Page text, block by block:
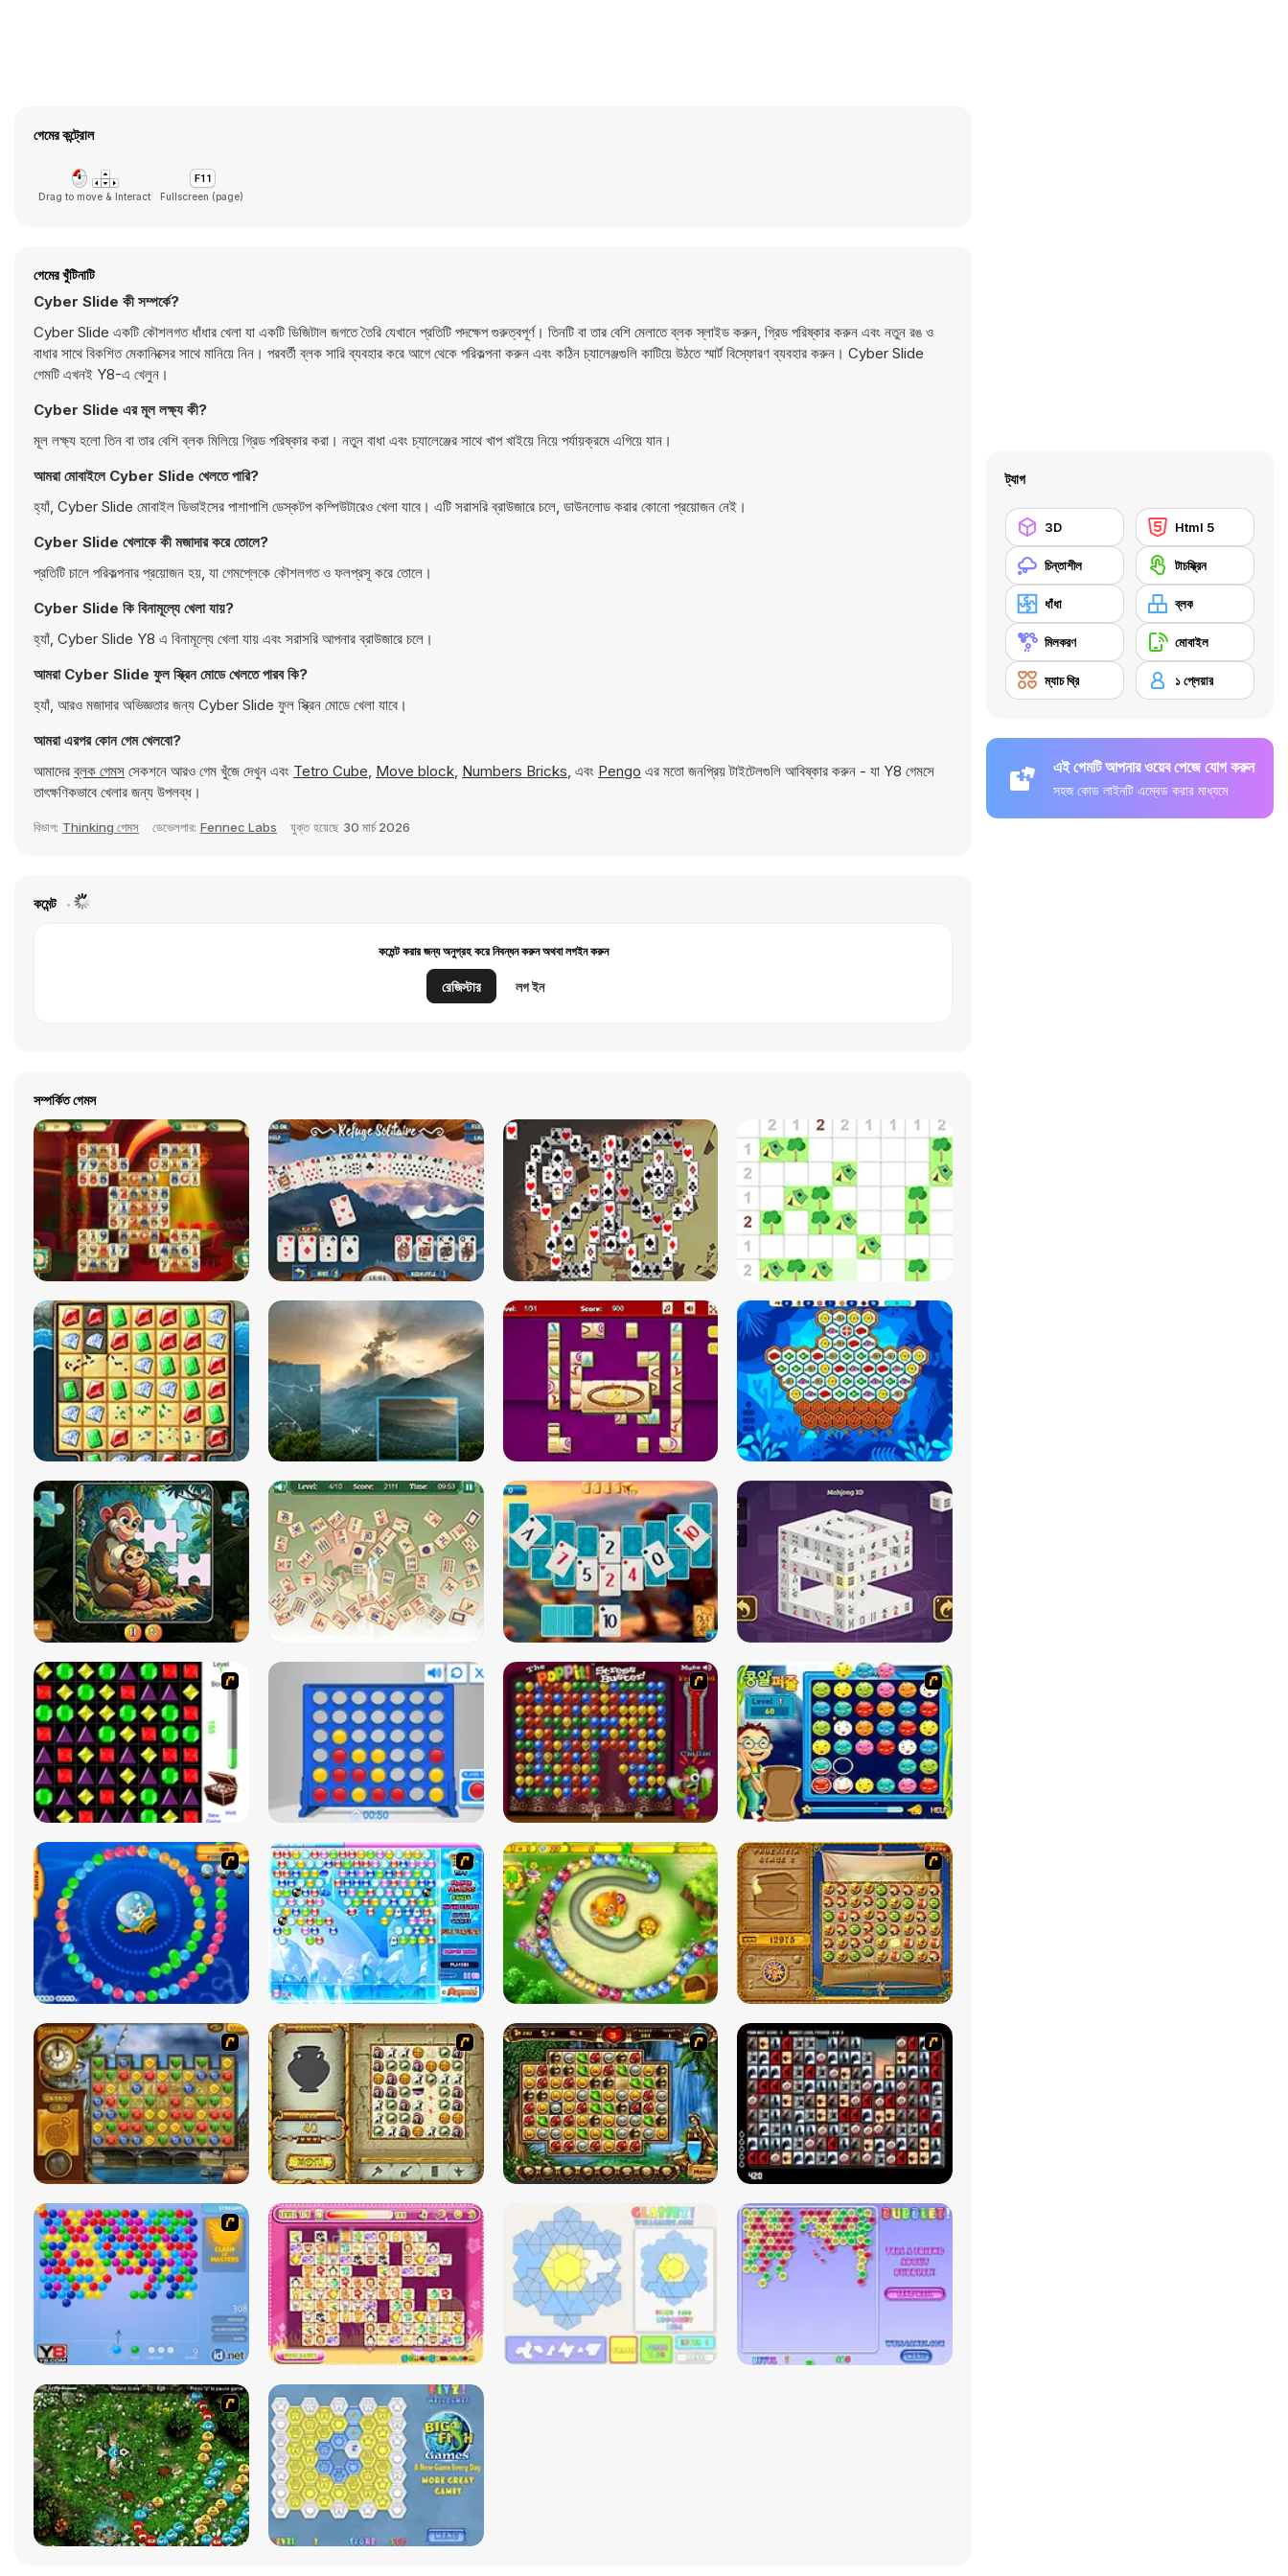
গেমের কন্ট্রোল
Drag to move & Interact Fullscreen (page)
গেমের খুঁটিনাটি
Cyber Slide কী সম্পর্কে?
Cyber Slide একটি কৌশলগত ধাঁধার খেলা যা একটি ডিজিটাল জগতে তৈরি যেখানে প্রতিটি পদক্ষেপ গুরুত্বপূর্ণ। তিনটি বা তার বেশি মেলাতে ব্লক স্লাইড করুন, গ্রিড পরিষ্কার করুন এবং নতুন রঙ ও
বাধার সাথে বিকশিত মেকানিক্সের সাথে মানিয়ে নিন। পরবর্তী ব্লক সারি ব্যবহার করে আগে থেকে পরিকল্পনা করুন এবং কঠিন চ্যালেঞ্জগুলি কাটিয়ে উঠতে স্মার্ট বিস্ফোরণ ব্যবহার করুন। Cyber Slide
গেমটি এখনই Y8-এ খেলুন।
Cyber Slide এর মূল লক্ষ্য কী?
মূল লক্ষ্য হলো তিন বা তার বেশি ব্লক মিলিয়ে গ্রিড পরিষ্কার করা। নতুন বাধা এবং চ্যালেঞ্জের সাথে খাপ খাইয়ে নিয়ে পর্যায়ক্রমে এগিয়ে যান।
আমরা মোবাইলে Cyber Slide খেলতে পারি?
হ্যাঁ, Cyber Slide মোবাইল ডিভাইসের পাশাপাশি ডেস্কটপ কম্পিউটারেও খেলা যাবে। এটি সরাসরি ব্রাউজারে চলে, ডাউনলোড করার কোনো প্রয়োজন নেই।
Cyber Slide খেলাকে কী মজাদার করে তোলে?
প্রতিটি চালে পরিকল্পনার প্রয়োজন হয়, যা গেমপ্লেকে কৌশলগত ও ফলপ্রসূ করে তোলে।
Cyber Slide কি বিনামূল্যে খেলা যায়?
হ্যাঁ, Cyber Slide Y8 এ বিনামূল্যে খেলা যায় এবং সরাসরি আপনার ব্রাউজারে চলে।
আমরা Cyber Slide ফুল স্ক্রিন মোডে খেলতে পারব কি?
হ্যাঁ, আরও মজাদার অভিজ্ঞতার জন্য Cyber Slide ফুল স্ক্রিন মোডে খেলা যাবে।
আমরা এরপর কোন গেম খেলবো?
আমাদেরব্লক গেমস সেকশনে আরও গেম খুঁজে দেখুন এবং Tetro Cube, Move block, Numbers Bricks, এবং Pengo এর মতো জনপ্রিয় টাইটেলগুলি আবিষ্কার করুন - যা Y8 গেমসে
তাৎক্ষণিকভাবে খেলার জন্য উপলব্ধ।
বিভাগ: Thinking গেমস ডেভেলপার: Fennec Labs যুক্ত হয়েছে 30 মার্চ 2026
কমেন্ট
কমেন্ট করার জন্য অনুগ্রহ করে নিবন্ধন করুন অথবা লগইন করুন
রেজিস্টার লগ ইন
সম্পর্কিত গেমস
ট্যাগ
3D Html 5
চিন্তাশীল টাচস্ক্রিন
ধাঁধা ব্লক
মিলকরণ মোবাইল
ম্যাচ থ্রি ১ প্লেয়ার
এই গেমটি আপনার ওয়েব পেজে যোগ করুন
সহজ কোড লাইনটি এম্বেড করার মাধ্যমে